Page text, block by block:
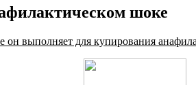
шоке
выполняет для купирования